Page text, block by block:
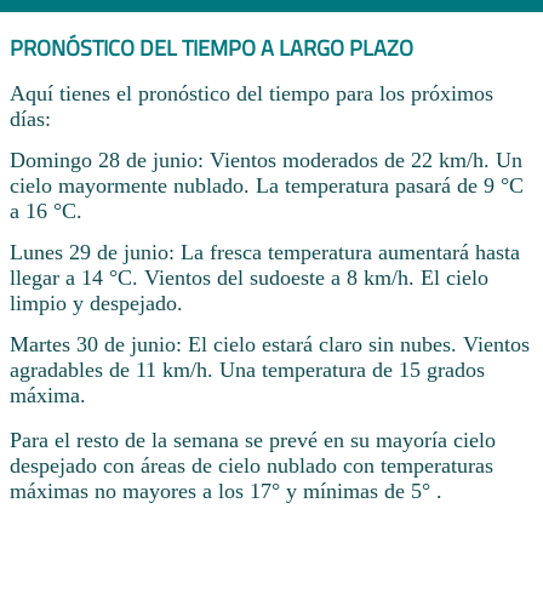
PRONÓSTICO DEL TIEMPO A LARGO PLAZO
Aquí tienes el pronóstico del tiempo para los próximos
días:
Domingo 28 de junio: Vientos moderados de 22 km/h. Un
cielo mayormente nublado. La temperatura pasará de 9 °C
a 16 °C.
Lunes 29 de junio: La fresca temperatura aumentará hasta
llegar a 14 °C. Vientos del sudoeste a 8 km/h. El cielo
limpio y despejado.
Martes 30 de junio: El cielo estará claro sin nubes. Vientos
agradables de 11 km/h. Una temperatura de 15 grados
máxima.
Para el resto de la semana se prevé en su mayoría cielo
despejado con áreas de cielo nublado con temperaturas
máximas no mayores a los 17° y mínimas de 5° .